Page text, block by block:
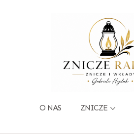
O NAS ZNICZE